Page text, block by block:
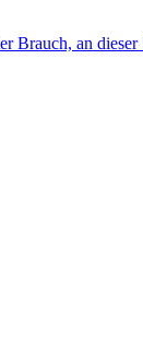
Brauch, an